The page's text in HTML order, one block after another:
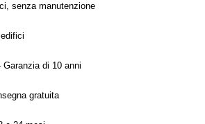
senza manutenzione
di 10 anni
gratuita